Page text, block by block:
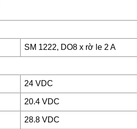
SM 1222, DO8 x rờ le 2 A
24 VDC
20.4 VDC
28.8 VDC